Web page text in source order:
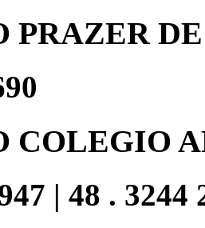
PRAZER
COLEGIO
| 48 . 3244